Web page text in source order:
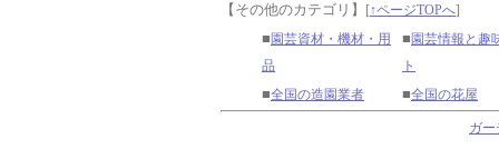
【その他のカテゴリ】
[↑ページTOPへ]
■ 園芸資材・機材・用
品
■ 園芸情報と趣
ト
■全国の造園業者 ■全国の花屋
ガ